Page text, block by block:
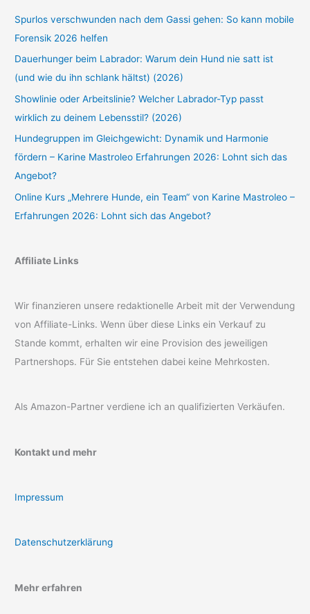
Spurlos verschwunden nach dem Gassi gehen: So kann mobile
Forensik 2026 helfen
Dauerhunger beim Labrador: Warum dein Hund nie satt ist
(und wie du ihn schlank hältst) (2026)
Showlinie oder Arbeitslinie? Welcher Labrador-Typ passt
wirklich zu deinem Lebensstil? (2026)
Hundegruppen im Gleichgewicht: Dynamik und Harmonie
fördern – Karine Mastroleo Erfahrungen 2026: Lohnt sich das
Angebot?
Online Kurs „Mehrere Hunde, ein Team“ von Karine Mastroleo –
Erfahrungen 2026: Lohnt sich das Angebot?
Affiliate Links
Wir finanzieren unsere redaktionelle Arbeit mit der Verwendung
von Affiliate-Links. Wenn über diese Links ein Verkauf zu
Stande kommt, erhalten wir eine Provision des jeweiligen
Partnershops. Für Sie entstehen dabei keine Mehrkosten.
Als Amazon-Partner verdiene ich an qualifizierten Verkäufen.
Kontakt und mehr
Impressum
Datenschutzerklärung
Mehr erfahren